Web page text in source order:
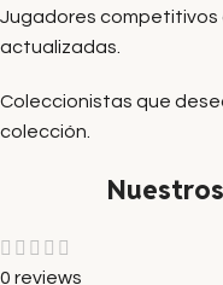
Jugadores competitivos
actualizadas.
Coleccionistas que
colección.
0 reviews